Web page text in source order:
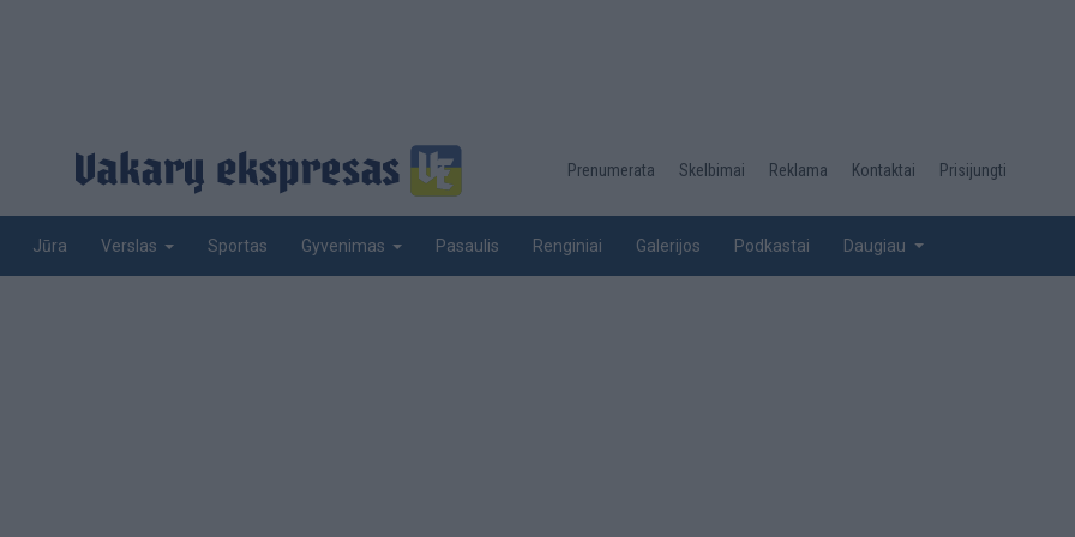
Desktop
top
Prenumerata Skelbimai Reklama Kontaktai Prisijungti
Jūra Verslas Sportas Gyvenimas Pasaulis Renginiai Galerijos Podkastai Daugiau